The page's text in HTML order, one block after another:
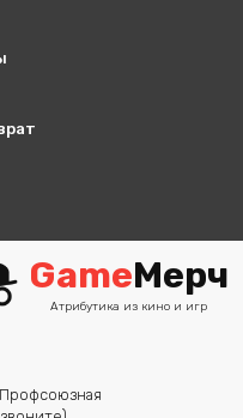
GameМерч
Атрибутика из кино и игр